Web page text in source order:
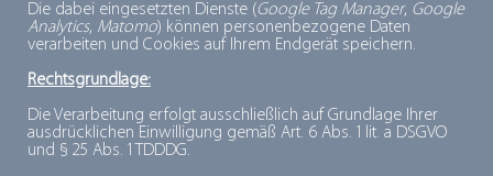
Die dabei eingesetzten Dienste (Google Tag Manager, Google
Analytics, Matomo) können personenbezogene Daten
verarbeiten und Cookies auf Ihrem Endgerät speichern.
Rechtsgrundlage:
Die Verarbeitung erfolgt ausschließlich auf Grundlage Ihrer
ausdrücklichen Einwilligung gemäß Art. 6 Abs. 1 lit. a DSGVO
und § 25 Abs. 1 TDDDG.
KG
EISMANN TIEFKÜHL-HEIMSERVICE
GMBH